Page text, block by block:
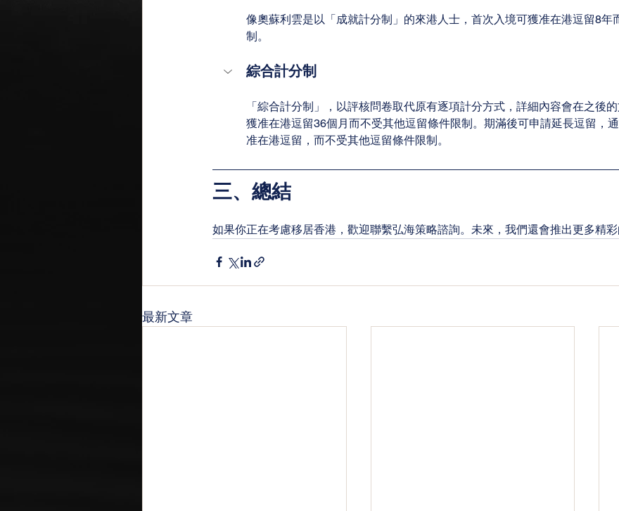
像奧蘇利雲是以「成就計分制」的來港人士，首次入境可獲准在港逗留8年
制。
綜合計分制
「綜合計分制」，以評核問卷取代原有逐項計分方式，詳細內容會在之後
獲准在港逗留36個月而不受其他逗留條件限制。期滿後可申請延長逗留，
准在港逗留，而不受其他逗留條件限制。
三、總結
如果你正在考慮移居香港，歡迎聯繫弘海策略諮詢。未來，我們還會推出更多精彩
最新文章